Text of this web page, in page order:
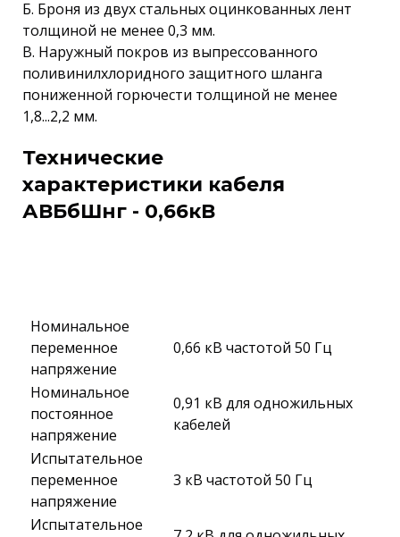
Б. Броня из двух стальных оцинкованных лент
толщиной не менее 0,3 мм.
В. Наружный покров из выпрессованного
поливинилхлоридного защитного шланга
пониженной горючести толщиной не менее
1,8...2,2 мм.
Технические
характеристики кабеля
АВБбШнг - 0,66кВ
Номинальное
переменное
напряжение
0,66 кВ частотой 50 Гц
Номинальное
постоянное
напряжение
0,91 кВ для одножильных
кабелей
Испытательное
переменное
напряжение
3 кВ частотой 50 Гц
Испытательное